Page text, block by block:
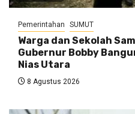
Pemerintahan SUMUT
Warga dan Sekolah
Gubernur Bobby
Nias Utara
8 Agustus 2026